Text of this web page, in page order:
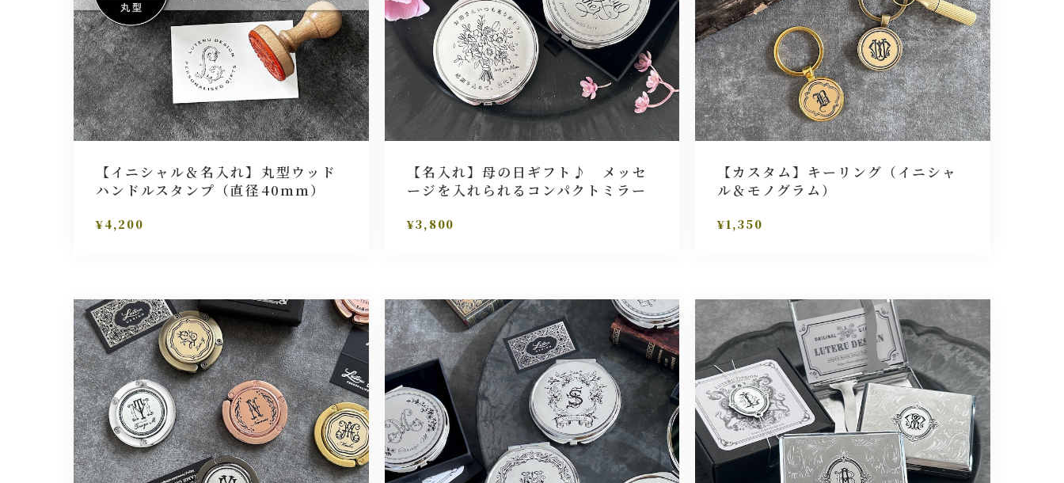
【イニシャル＆名入れ】丸型ウッド
ハンドルスタンプ（直径40ｍｍ）
¥4,200
【名入れ】母の日ギフト♪ メッセ
ージを入れられるコンパクトミラー
¥3,800
【カスタム】キーリング（イニシャ
ル＆モノグラム）
¥1,350